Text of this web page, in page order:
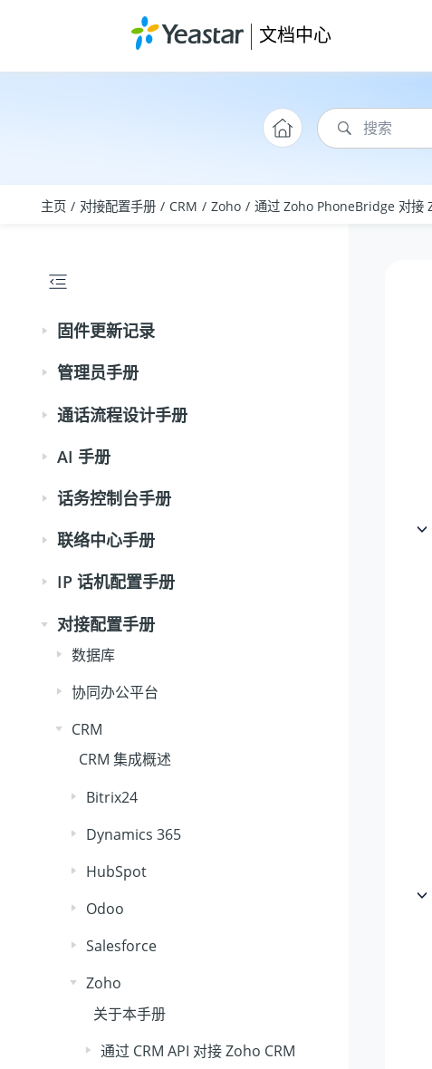
文档中心
主页 对接配置手册 CRM Zoho 通过 Zoho PhoneBridge 对接
固件更新记录
管理员手册
通话流程设计手册
AI 手册
话务控制台手册
联络中心手册
IP 话机配置手册
对接配置手册
数据库
协同办公平台
CRM
CRM 集成概述
Bitrix24
Dynamics 365
HubSpot
Odoo
Salesforce
Zoho
关于本手册
通过 CRM API 对接 Zoho CRM